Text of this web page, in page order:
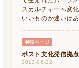
スカルチャーへ変
いいものか迷いはあ
特設ページ
ポスト文化発信拠
2013-06-22